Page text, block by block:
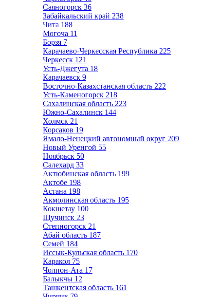
Саяногорск 36
Забайкальский край 238
Чита 188
Могоча 11
Борзя 7
Карачаево-Черкесская Республика 225
Черкесск 121
Усть-Джегута 18
Карачаевск 9
Восточно-Казахстанская область 222
Усть-Каменогорск 218
Сахалинская область 223
Южно-Сахалинск 144
Холмск 21
Корсаков 19
Ямало-Ненецкий автономный округ 209
Новый Уренгой 55
Ноябрьск 50
Салехард 33
Актюбинская область 199
Актобе 198
Астана 198
Акмолинская область 195
Кокшетау 100
Щучинск 23
Степногорск 21
Абай область 187
Семей 184
Иссык-Кульская область 170
Каракол 75
Чолпон-Ата 17
Балыкчы 12
Ташкентская область 161